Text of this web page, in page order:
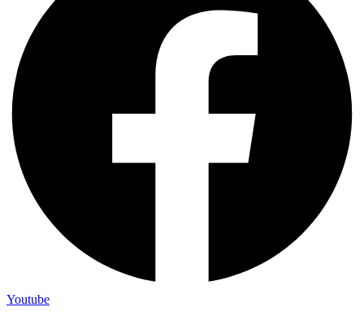
Youtube